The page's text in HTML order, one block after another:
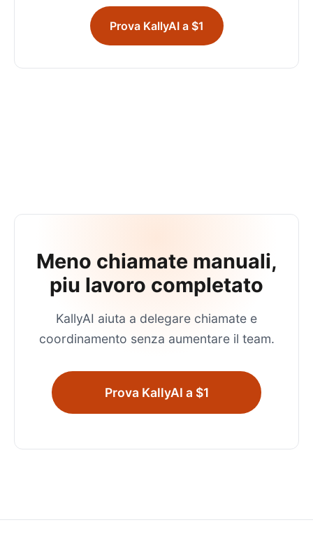
Prova KallyAI a $1
Meno chiamate manuali,
piu lavoro completato
KallyAI aiuta a delegare chiamate e
coordinamento senza aumentare il team.
Prova KallyAI a $1